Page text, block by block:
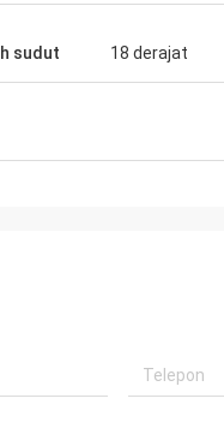
sudut 18 derajat